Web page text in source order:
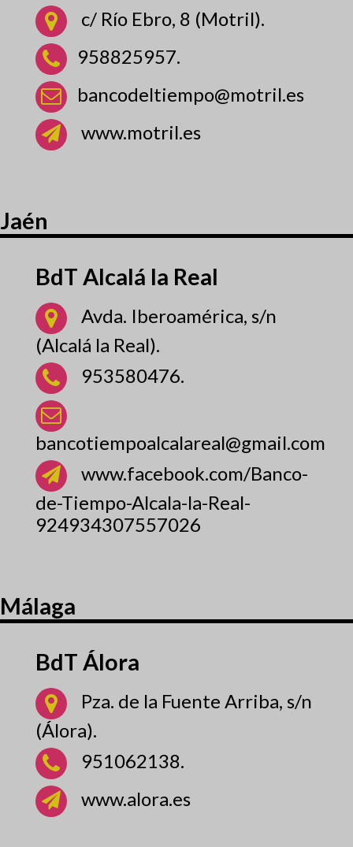
c/ Río Ebro, 8 (Motril).
958825957.
bancodeltiempo@motril.es
www.motril.es
Jaén
BdT Alcalá la Real
Avda. Iberoamérica, s/n
(Alcalá la Real).
953580476.
bancotiempoalcalareal@gmail.com
www.facebook.com/Banco-
de-Tiempo-Alcala-la-Real-
924934307557026
Málaga
BdT Álora
Pza. de la Fuente Arriba, s/n
(Álora).
951062138.
www.alora.es